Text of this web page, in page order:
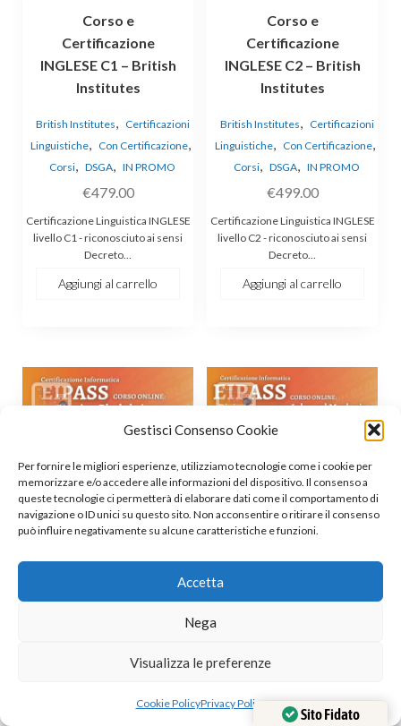
Gestisci Consenso Cookie
Per fornire le migliori esperienze, utilizziamo tecnologie come i cookie per
memorizzare e/o accedere alle informazioni del dispositivo. Il consenso a
queste tecnologie ci permetterà di elaborare dati come il comportamento di
navigazione o ID unici su questo sito. Non acconsentire o ritirare il consenso
può influire negativamente su alcune caratteristiche e funzioni.
Accetta
Nega
Visualizza le preferenze
Cookie PolicyPrivacy Policy
Corso e
Certificazione
INGLESE C1 – British
Institutes
British Institutes, Certificazioni
Linguistiche, Con Certificazione,
Corsi, DSGA, IN PROMO
€479.00
Certificazione Linguistica INGLESE
livello C1 - riconosciuto ai sensi
Decreto…
Aggiungi al carrello
Corso e
Certificazione
INGLESE C2 – British
Institutes
British Institutes, Certificazioni
Linguistiche, Con Certificazione,
Corsi, DSGA, IN PROMO
€499.00
Certificazione Linguistica INGLESE
livello C2 - riconosciuto ai sensi
Decreto…
Aggiungi al carrello
Con Certificazione,
Studenti,
Certificazioni Informatiche
Corsi Studenti, Università
Sito Fidato